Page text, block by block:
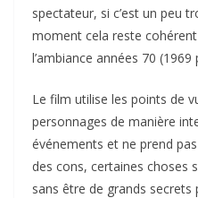
spectateur, si c’est un peu
moment cela reste
l’ambiance années 70
Le film utilise les points de
personnages de manière
événements et ne prend
des cons, certaines choses
sans être de grands